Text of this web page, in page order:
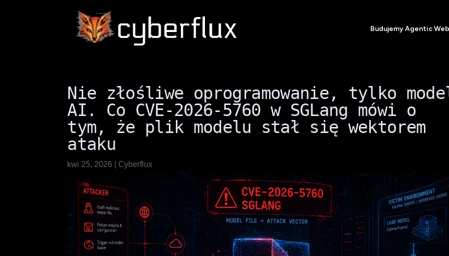
Budujemy Agentic Web
Nie złośliwe oprogramowanie, tylko
AI. Co CVE-2026-5760 w SGLang mówi o
tym, że plik modelu stał się wektorem
ataku
kwi 25, 2026 Cyberflux